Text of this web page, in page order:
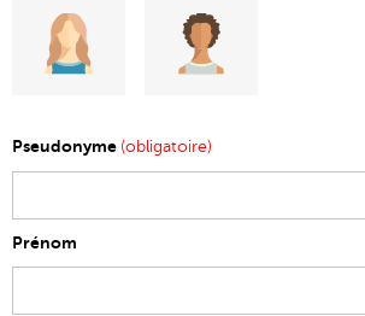
Pseudonyme (obligatoire)
Prénom